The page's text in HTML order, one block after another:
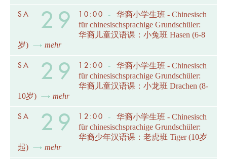
SA 29 10:00 -
华裔小学生班 - Chinesisch
für chinesischsprachige Grundschüler:
华裔儿童汉语课：小兔班 Hasen (6-8
岁)
mehr
SA 29 12:00 -
华裔小学生班 - Chinesisch
für chinesischsprachige Grundschüler:
华裔儿童汉语课：小龙班 Drachen (8-
10岁)
mehr
SA 29 12:00 -
华裔小学生班 - Chinesisch
für chinesischsprachige Grundschüler:
华裔少年汉语课：老虎班 Tiger (10岁
起)
mehr